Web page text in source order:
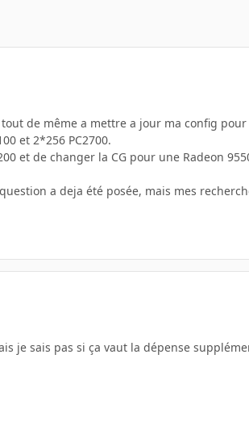
de même a mettre a jour ma config
et 2*256 PC2700.
et de changer la CG pour une Radeon
a deja été posée, mais mes
je sais pas si ça vaut la dépense